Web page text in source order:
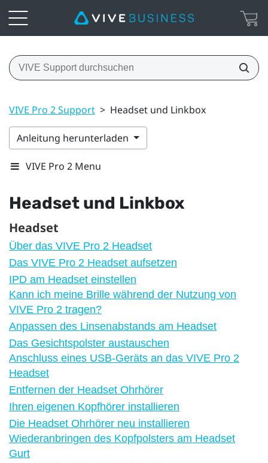
VIVE Pro 2 Support > Headset und Linkbox
Anleitung herunterladen
VIVE Pro 2 Menu
Headset und Linkbox
Headset
Über das VIVE Pro 2 Headset
Das VIVE Pro 2 Headset aufsetzen
IPD am Headset einstellen
Kann ich meine Brille während der Nutzung von
VIVE Pro 2 tragen?
Anpassen des Linsenabstands am Headset
Das Gesichtspolster austauschen
Anschluss eines USB-Geräts an das VIVE Pro 2
Headset
Entfernen der Headset Ohrhörer
Ihren eigenen Kopfhörer installieren
Die Headset Ohrhörer neu installieren
Wiederanbringen des Kopfpolsters am Headset
Gurt